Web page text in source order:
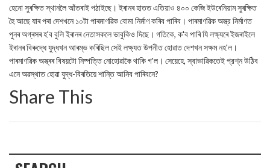
হেনো সুৰক্ষিত স্থানলৈ আঁতৰাই পঠাইছে। ইৰানৰ হাতত এতিয়াও ৪০০ কেজি ইউৰেনিয়াম সুৰক্ষিত
হৈ আছে যাৰ পৰা দেশখনে ১০টা পাৰমাণৱিক বোমা নিৰ্মাণ কৰিব পাৰিব। পাৰমাণৱিক অস্ত্র নির্মাণত
পুনৰ অগ্ৰসৰ হ'ব বুলি ইৰানৰ নেতাসকলে ভাবুকিও দিছে। গতিকে, ক'ব পাৰি যি লক্ষ্যৰে ইজৰাইলে
ইৰানৰ বিৰুদ্ধে যুদ্ধখন আৰম্ভ কৰিছিল সেই লক্ষ্যত উপনীত হোৱাত দেশখন সক্ষম নহ'ল।
পাৰমাণৱিক অস্ত্ৰৰ বিষয়টো নিষ্পত্তি নোহোৱাকৈ থাকি গ'ল। সেয়েহে, স্বাভাৱিকতেই প্রশ্ন উঠিব
এনে অৱস্থাত হোৱা যুদ্ধ-বিৰতিয়ে শান্তি আনিব পাৰিবনে?
Share This